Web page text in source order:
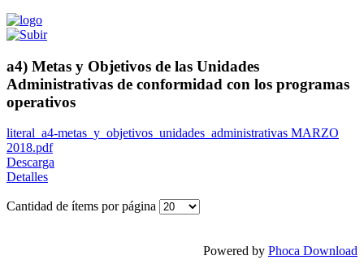
a4) Metas y Objetivos de las Unidades
Administrativas de conformidad con los programas
operativos
literal_a4-metas_y_objetivos_unidades_administrativas MARZO
2018.pdf
Descarga
Detalles
Cantidad de ítems por página
Powered by Phoca Download